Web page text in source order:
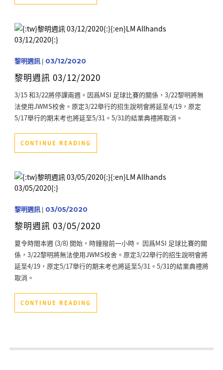
黎明週訊| 03/12/2020
黎明週訊 03/12/2020
3/15 和3/22將停課兩週。因爲MSI 足球比賽的關係，3/22黎明將無
法使用JWMS校舍。原定3/22舉行的招生說明會將延至4/19，原定
5/17舉行的期末考也將延至5/31。5/31的結業典禮將取消。
CONTINUE READING
黎明週訊| 03/05/2020
黎明週訊 03/05/2020
夏令時間本週 (3/8) 開始，時鐘撥前一小時。 因爲MSI 足球比賽的關
係，3/22黎明將無法使用JWMS校舍。原定3/22舉行的招生說明會將
延至4/19，原定5/17舉行的期末考也將延至5/31。5/31的結業典禮將
取消。
CONTINUE READING